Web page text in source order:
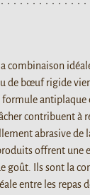
combinaison
de bœuf rigide
contribuent
abrasive
offrent une
goût. Ils sont la
entre les repas